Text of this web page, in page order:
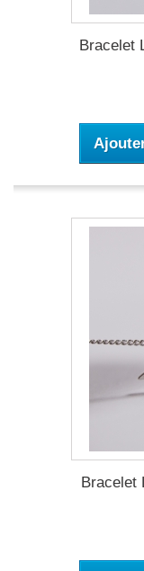
Bracelet
Bracelet